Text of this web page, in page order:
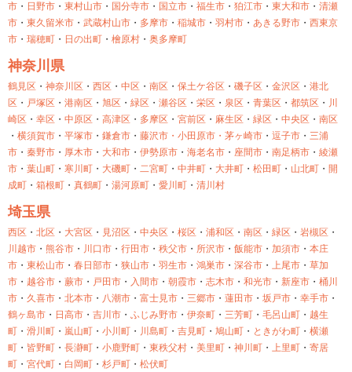
市 ・ 日野市 ・ 東村山市 ・ 国分寺市 ・ 国立市 ・ 福生市 ・ 狛江市 ・ 東大和市 ・ 清瀬
市 ・ 東久留米市 ・ 武蔵村山市 ・ 多摩市 ・ 稲城市 ・ 羽村市 ・ あきる野市 ・ 西東京
市 ・ 瑞穂町 ・ 日の出町 ・ 檜原村 ・ 奥多摩町
神奈川県
鶴見区 ・ 神奈川区 ・ 西区 ・ 中区 ・ 南区 ・ 保土ケ谷区 ・ 磯子区 ・ 金沢区 ・ 港北
区 ・ 戸塚区 ・ 港南区 ・ 旭区 ・ 緑区 ・ 瀬谷区 ・ 栄区 ・ 泉区 ・ 青葉区 ・ 都筑区 ・ 川
崎区 ・ 幸区 ・ 中原区 ・ 高津区 ・ 多摩区 ・ 宮前区 ・ 麻生区 ・ 緑区 ・ 中央区 ・ 南区
・ 横須賀市 ・ 平塚市 ・ 鎌倉市 ・ 藤沢市・ 小田原市・ 茅ヶ崎市 ・ 逗子市 ・ 三浦
市 ・ 秦野市 ・ 厚木市 ・ 大和市 ・ 伊勢原市 ・ 海老名市 ・ 座間市 ・ 南足柄市 ・ 綾瀬
市 ・ 葉山町 ・ 寒川町 ・ 大磯町 ・ 二宮町 ・ 中井町 ・ 大井町 ・ 松田町 ・ 山北町 ・ 開
成町 ・ 箱根町 ・ 真鶴町 ・ 湯河原町 ・ 愛川町 ・ 清川村
埼玉県
西区 ・ 北区 ・ 大宮区 ・ 見沼区 ・ 中央区 ・ 桜区 ・ 浦和区 ・ 南区 ・ 緑区 ・ 岩槻区 ・
川越市 ・ 熊谷市 ・ 川口市 ・ 行田市 ・ 秩父市 ・ 所沢市 ・ 飯能市 ・ 加須市 ・ 本庄
市 ・ 東松山市 ・ 春日部市 ・ 狭山市 ・ 羽生市 ・ 鴻巣市 ・ 深谷市 ・ 上尾市 ・ 草加
市 ・ 越谷市 ・ 蕨市 ・ 戸田市 ・ 入間市 ・ 朝霞市 ・ 志木市 ・ 和光市 ・ 新座市 ・ 桶川
市 ・ 久喜市 ・ 北本市 ・ 八潮市 ・ 富士見市 ・ 三郷市 ・ 蓮田市 ・ 坂戸市 ・ 幸手市 ・
鶴ヶ島市 ・ 日高市 ・ 吉川市 ・ ふじみ野市 ・ 伊奈町 ・ 三芳町 ・ 毛呂山町 ・ 越生
町 ・ 滑川町 ・ 嵐山町 ・ 小川町 ・ 川島町 ・ 吉見町 ・ 鳩山町 ・ ときがわ町 ・ 横瀬
町 ・ 皆野町 ・ 長瀞町 ・ 小鹿野町 ・ 東秩父村 ・ 美里町 ・ 神川町 ・ 上里町 ・ 寄居
町 ・ 宮代町 ・ 白岡町 ・ 杉戸町 ・ 松伏町